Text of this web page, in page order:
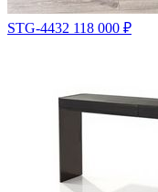
STG-4432 118 000 ₽